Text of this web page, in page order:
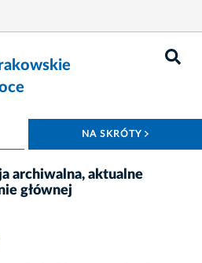
NA SKRÓTY
archiwalna, aktualne
głównej